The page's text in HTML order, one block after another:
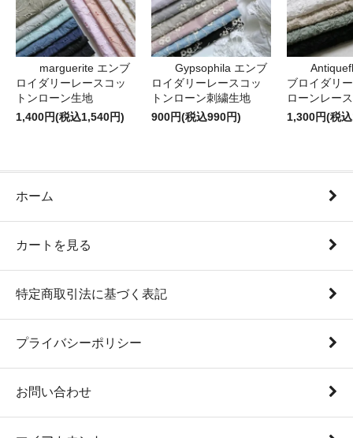
marguerite エンブ
ロイダリーレースコッ
トンローン生地
1,400円(税込1,540円)
Gypsophila エンブ
ロイダリーレースコッ
トンローン刺繍生地
900円(税込990円)
ブロイダリ
ローンレー
1,300円(税
ホーム
カートを見る
特定商取引法に基づく表記
プライバシーポリシー
お問い合わせ